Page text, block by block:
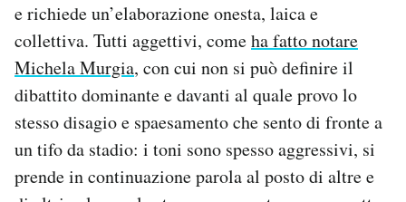
e richiede un’elaborazione onesta, laica e
collettiva. Tutti aggettivi, comeha fatto notare
Michela Murgia, con cui non si può definire il
dibattito dominante e davanti al quale provo lo
stesso disagio e spaesamento che sento di fronte a
un tifo da stadio: i toni sono spesso aggressivi, si
prende in continuazione parola al posto di altre e